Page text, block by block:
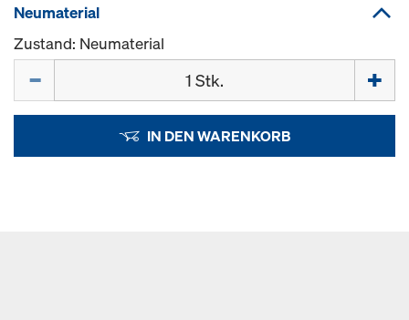
Neumaterial
Zustand: Neumaterial
IN DEN WARENKORB